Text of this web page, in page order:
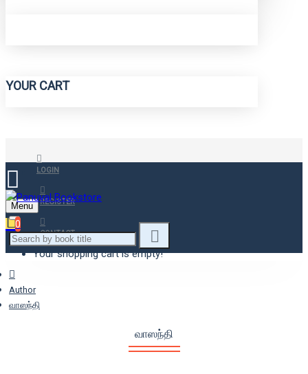
YOUR CART
LOGIN
REGISTER
CONTACT
Menu
0
Your shopping cart is empty!
Author
வாஸந்தி
வாஸந்தி